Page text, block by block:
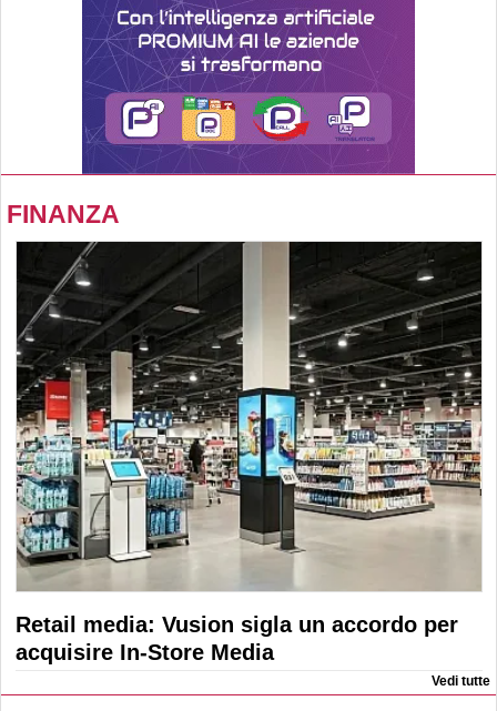
FINANZA
Retail media: Vusion sigla un accordo per
acquisire In-Store Media
Vedi tutte